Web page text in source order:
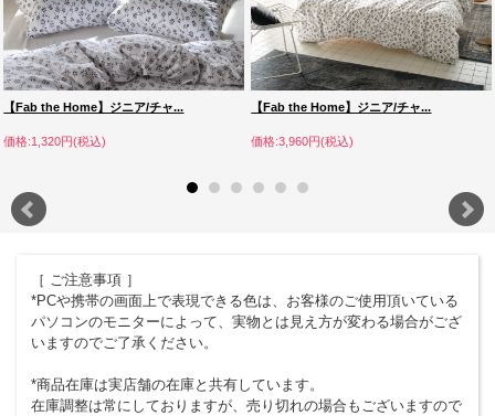
【Fab the Home】ジニア/チャ...
価格:1,320円(税込)
【Fab the Home】ジニア/チャ...
価格:3,960円(税込)
［ ご注意事項 ］
*PCや携帯の画面上で表現できる色は、お客様のご使用頂いている
パソコンのモニターによって、実物とは見え方が変わる場合がござ
いますのでご了承ください。
*商品在庫は実店舗の在庫と共有しています。
在庫調整は常にしておりますが、売り切れの場合もございますので